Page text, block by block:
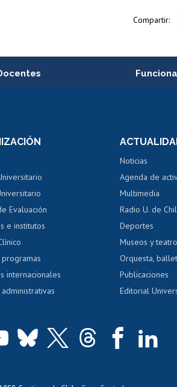
Compartir:
docente
académica
al AUCAI
Portal de
Certificado
Certificado
Gestión
Acoso
Evaluación
e institutos
internacionales
Noticias
Agenda de
Multimedia
Radio U. de
Deportes
Museos y
Orquesta,
Publicaciones
Editorial